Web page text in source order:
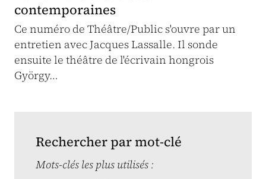
contemporaines
Ce numéro de Théâtre/Public s'ouvre par un
entretien avec Jacques Lassalle. Il sonde
ensuite le théâtre de l'écrivain hongrois
György…
Rechercher par mot-clé
Mots-clés les plus utilisés :